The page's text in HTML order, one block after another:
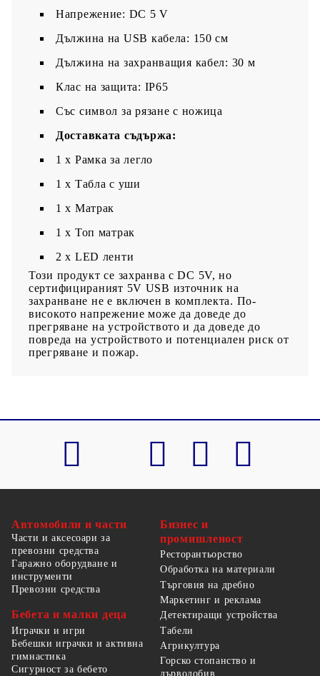
Напрежение: DC 5 V
Дължина на USB кабела: 150 см
Дължина на захранващия кабел: 30 м
Клас на защита: IP65
Със символ за рязане с ножица
Доставката съдържа:
1 x Рамка за легло
1 х Табла с уши
1 x Матрак
1 х Топ матрак
2 x LED ленти
Този продукт се захранва с DC 5V, но
сертифицираният 5V USB източник на
захранване не е включен в комплекта. По-
високото напрежение може да доведе до
прегряване на устройството и да доведе до
повреда на устройството и потенциален риск от
прегряване и пожар.
Автомобили и части
Части и аксесоари за
превозни средства
Гаражно оборудване и
инструменти
Превозни средства
Бебета и малки деца
Играчки и игри
Бебешки играчки и активна
гимнастика
Сигурност за бебето
Бизнес и
промишленост
Ресторантьорство
Обработка на материали
Търговия на дребно
Маркетинг и реклама
Детектиращи устройства
Табели
Агрикултура
Горско стопанство и
дърводобив